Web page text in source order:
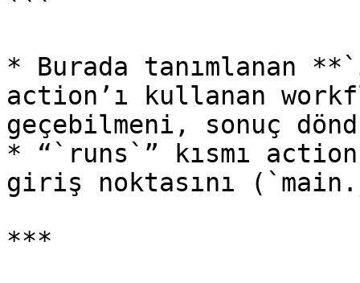
```
* Burada tanımlanan
action’ı kullanan
geçebilmeni, sonuç
* “`runs`” kısmı
giriş noktasını
***